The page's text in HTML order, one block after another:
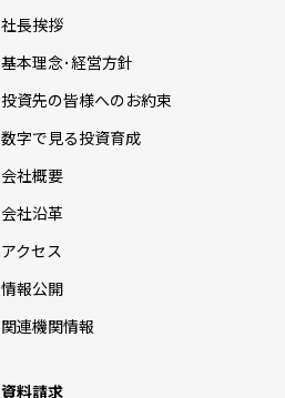
社長挨拶
基本理念･経営方針
投資先の皆様へのお約束
数字で見る投資育成
会社概要
会社沿革
アクセス
情報公開
関連機関情報
資料請求